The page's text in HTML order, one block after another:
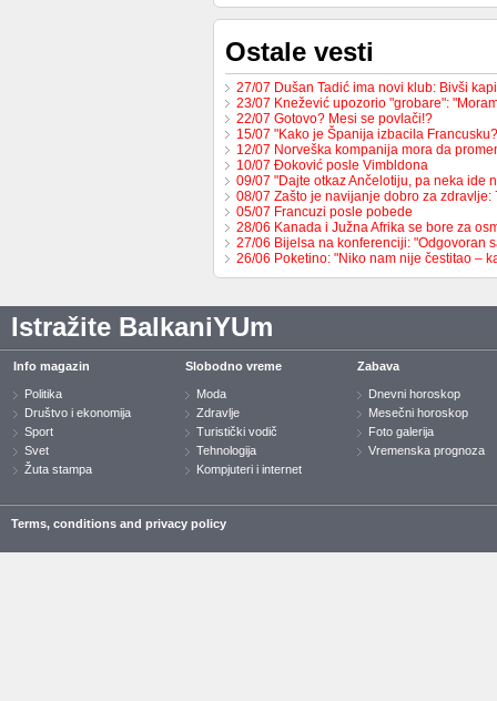
Ostale vesti
27/07 Dušan Tadić ima novi klub: Bivši
23/07 Knežević upozorio "grobare":
22/07 Gotovo? Mesi se povlači!?
15/07 "Kako je Španija izbacila
12/07 Norveška kompanija mora da
10/07 Đoković posle Vimbldona
09/07 "Dajte otkaz Ančelotiju, pa neka ide
08/07 Zašto je navijanje dobro za
05/07 Francuzi posle pobede
28/06 Kanada i Južna Afrika se bore za
27/06 Bijelsa na konferenciji: "Odgovoran
26/06 Poketino: "Niko nam nije čestitao –
Istražite BalkaniYUm
Info magazin
Politika
Društvo i ekonomija
Sport
Svet
Žuta stampa
Slobodno vreme
Moda
Zdravlje
Turistički vodič
Tehnologija
Kompjuteri i internet
Zabava
Dnevni horoskop
Mesečni horoskop
Foto galerija
Vremenska prognoza
Terms, conditions and privacy policy